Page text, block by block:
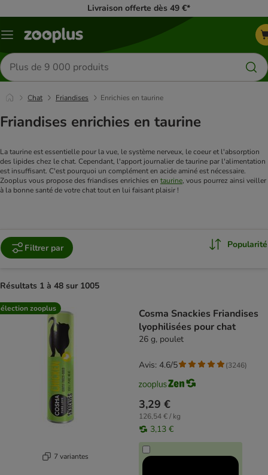
Livraison offerte dès 49 €*
Menu
Rechercher
des
produits
Chat Friandises Enrichies en taurine
Friandises enrichies en taurine
La taurine est essentielle pour la vue, le système nerveux, le coeur et l'absorption
des lipides chez le chat. Cependant, l'apport journalier de taurine par l'alimentation
est insuffisant. C'est pourquoi un complément en acide aminé est nécessaire.
Zooplus vous propose des friandises enrichies en taurine, vous pourrez ainsi veiller
à la bonne santé de votre chat tout en lui faisant plaisir !
Filtrer par Popularité
Résultats 1 à 48 sur 1005
product items have been changed
zooplus
7 variantes
Cosma Snackies Friandises
lyophilisées pour chat
26 g, poulet
3,29 €
126,54 € / kg
3,13 €
Avis: 4.6/5 (3246)